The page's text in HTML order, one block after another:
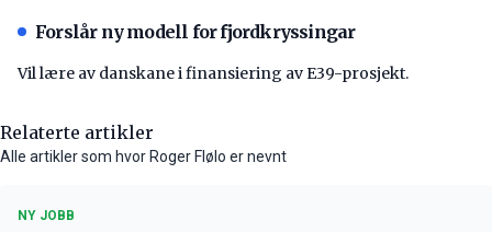
Forslår ny modell for fjordkryssingar
Vil lære av danskane i finansiering av E39-prosjekt.
Relaterte artikler
Alle artikler som hvor Roger Flølo er nevnt
NY JOBB